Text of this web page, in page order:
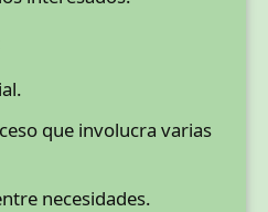
que involucra varias
necesidades.